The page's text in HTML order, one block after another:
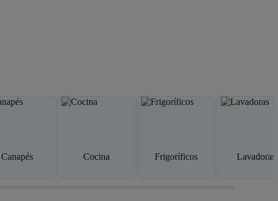
Canapés Cocina Frigoríficos Lavadoras